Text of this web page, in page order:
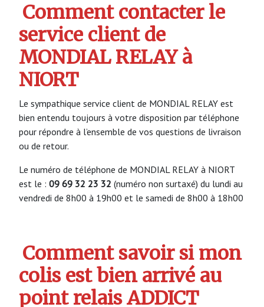
Comment contacter le
service client de
MONDIAL RELAY à
NIORT
Le sympathique service client de MONDIAL RELAY est
bien entendu toujours à votre disposition par téléphone
pour répondre à l’ensemble de vos questions de livraison
ou de retour.
Le numéro de téléphone de MONDIAL RELAY à NIORT
est le : 09 69 32 23 32 (numéro non surtaxé) du lundi au
vendredi de 8h00 à 19h00 et le samedi de 8h00 à 18h00
Comment savoir si mon
colis est bien arrivé au
point relais ADDICT